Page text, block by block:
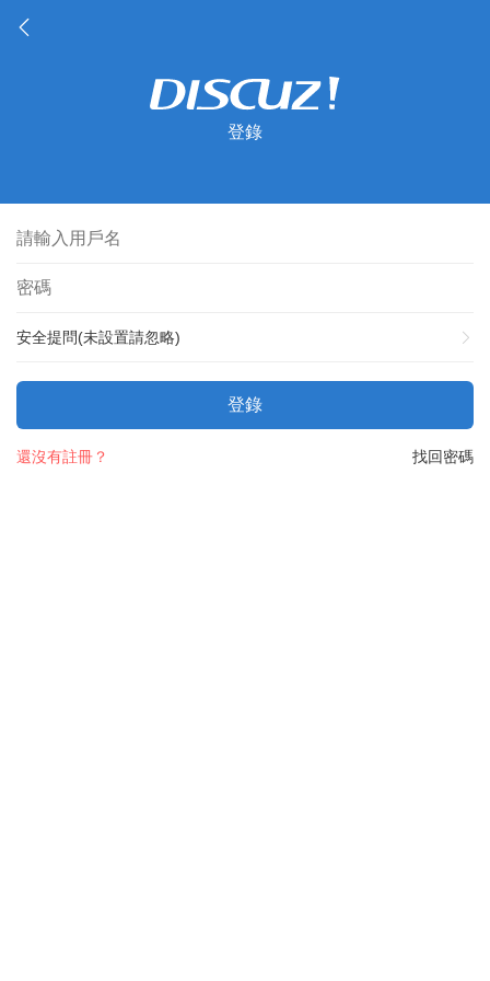
登錄
安全提問(未設置請忽略)
登錄
找回密碼
還沒有註冊？